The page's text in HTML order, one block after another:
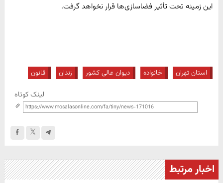
این زمینه تحت تأثیر فضاسازی‌ها قرار نخواهد گرفت.
استان تهران خانواده دیوان عالی کشور زندان قانون
لینک کوتاه
اخبار مرتبط